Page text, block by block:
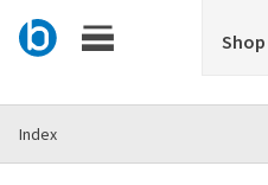
Shop
Index